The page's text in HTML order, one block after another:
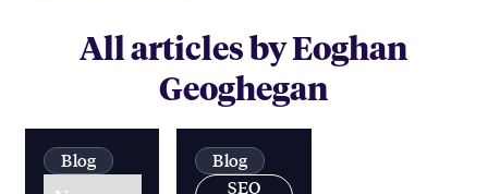
All articles by Eoghan
Geoghegan
Blog
Blog
SEO